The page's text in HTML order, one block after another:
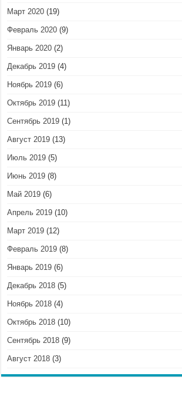
Март 2020 (19)
Февраль 2020 (9)
Январь 2020 (2)
Декабрь 2019 (4)
Ноябрь 2019 (6)
Октябрь 2019 (11)
Сентябрь 2019 (1)
Август 2019 (13)
Июль 2019 (5)
Июнь 2019 (8)
Май 2019 (6)
Апрель 2019 (10)
Март 2019 (12)
Февраль 2019 (8)
Январь 2019 (6)
Декабрь 2018 (5)
Ноябрь 2018 (4)
Октябрь 2018 (10)
Сентябрь 2018 (9)
Август 2018 (3)